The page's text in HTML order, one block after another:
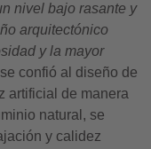
nivel bajo rasante y
arquitectónico
y la mayor
confió al diseño de
artificial de manera
natural, se
y calidez